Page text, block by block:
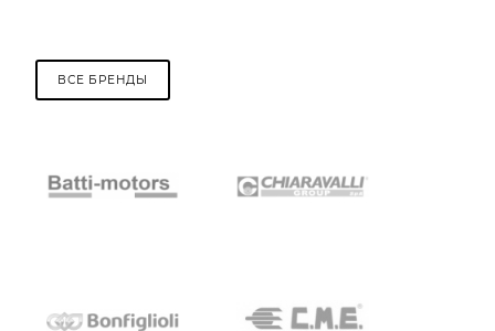
ВСЕ БРЕНДЫ